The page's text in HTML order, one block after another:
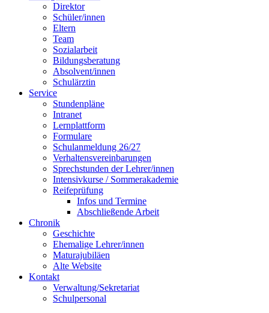
Direktor
Schüler/innen
Eltern
Team
Sozialarbeit
Bildungsberatung
Absolvent/innen
Schulärztin
Service
Stundenpläne
Intranet
Lernplattform
Formulare
Schulanmeldung 26/27
Verhaltensvereinbarungen
Sprechstunden der Lehrer/innen
Intensivkurse / Sommerakademie
Reifeprüfung
Infos und Termine
Abschließende Arbeit
Chronik
Geschichte
Ehemalige Lehrer/innen
Maturajubiläen
Alte Website
Kontakt
Verwaltung/Sekretariat
Schulpersonal